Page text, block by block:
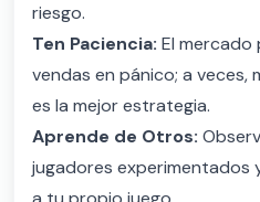
riesgo.
Ten Paciencia: El mercado
vendas en pánico; a veces,
es la mejor estrategia.
Aprende de Otros:
jugadores experimentados